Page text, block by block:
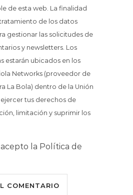
de esta web. La finalidad
de los datos
gestionar las solicitudes de
y newsletters. Los
estarán ubicados en los
Networks (proveedor de
La Bola) dentro de la Unión
tus derechos de
limitación y suprimir los
la Política de